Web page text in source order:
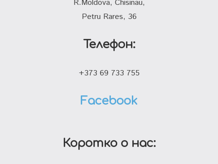
Коротко о нас:
R.Moldova, Chisinau,
Petru Rares, 36
Телефон:
+373 69 733 755
Facebook